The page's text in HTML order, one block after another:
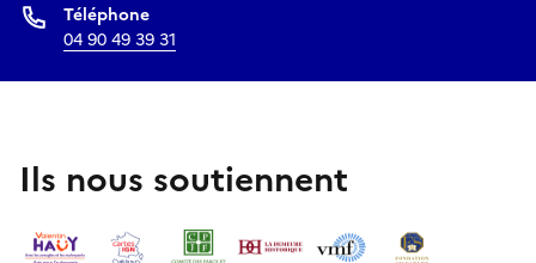
Téléphone
04 90 49 39 31
Ils nous soutiennent